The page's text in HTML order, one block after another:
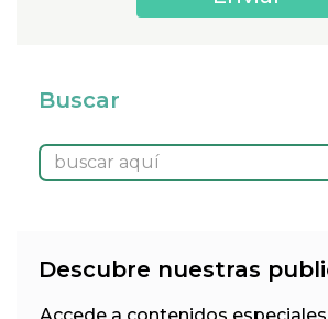
Buscar
Descubre nuestras